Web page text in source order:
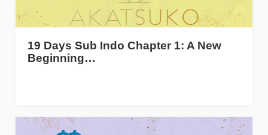
19 Days Sub Indo Chapter 1: A New
Beginning…